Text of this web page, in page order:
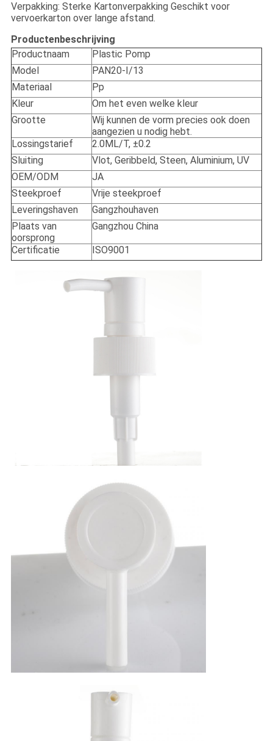
Verpakking: Sterke Kartonverpakking Geschikt voor
vervoerkarton over lange afstand.
Productenbeschrijving
Productnaam
Plastic Pomp
Model
PAN20-I/13
Materiaal
Pp
Kleur
Om het even welke kleur
Grootte
Wij kunnen de vorm precies ook doen
aangezien u nodig hebt.
Lossingstarief
2.0ML/T, ±0.2
Sluiting
Vlot, Geribbeld, Steen, Aluminium, UV
OEM/ODM
JA
Steekproef
Vrije steekproef
Leveringshaven
Gangzhouhaven
Plaats van
oorsprong
Gangzhou China
Certificatie ISO9001